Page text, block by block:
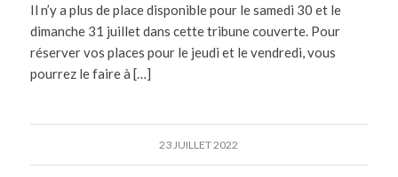
Il n’y a plus de place disponible pour le samedi 30 et le
dimanche 31 juillet dans cette tribune couverte. Pour
réserver vos places pour le jeudi et le vendredi, vous
pourrez le faire à […]
23 JUILLET 2022